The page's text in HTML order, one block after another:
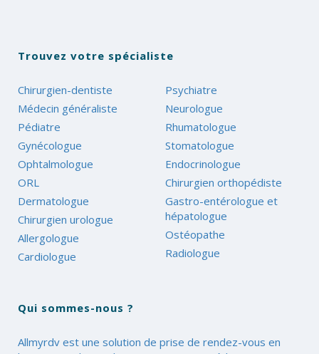
Trouvez votre spécialiste
Chirurgien-dentiste
Médecin généraliste
Pédiatre
Gynécologue
Ophtalmologue
ORL
Dermatologue
Chirurgien urologue
Allergologue
Cardiologue
Psychiatre
Neurologue
Rhumatologue
Stomatologue
Endocrinologue
Chirurgien orthopédiste
Gastro-entérologue et
hépatologue
Ostéopathe
Radiologue
Qui sommes-nous ?
Allmyrdv est une solution de prise de rendez-vous en